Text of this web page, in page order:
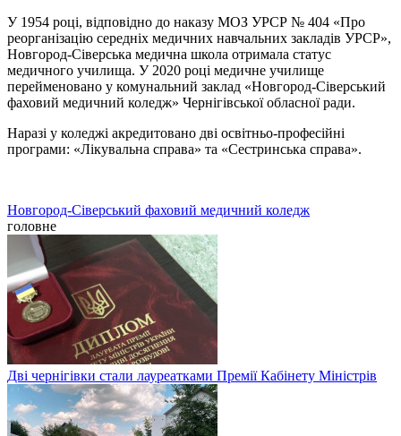
У 1954 році, відповідно до наказу МОЗ УРСР № 404 «Про
реорганізацію середніх медичних навчальних закладів УРСР»,
Новгород-Сіверська медична школа отримала статус
медичного училища. У 2020 році медичне училище
перейменовано у комунальний заклад «Новгород-Сіверський
фаховий медичний коледж» Чернігівської обласної ради.
Наразі у коледжі акредитовано дві освітньо-професійні
програми: «Лікувальна справа» та «Сестринська справа».
Новгород-Сіверський фаховий медичний коледж
головне
Дві чернігівки стали лауреатками Премії Кабінету Міністрів